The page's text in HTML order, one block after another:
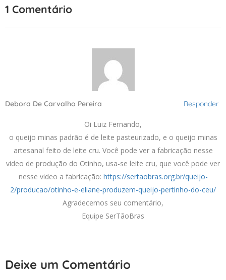
1 Comentário
Debora De Carvalho Pereira Responder
Oi Luiz Fernando,
o queijo minas padrão é de leite pasteurizado, e o queijo minas
artesanal feito de leite cru. Você pode ver a fabricação nesse
video de produção do Otinho, usa-se leite cru, que você pode ver
nesse video a fabricação: https://sertaobras.org.br/queijo-
2/producao/otinho-e-eliane-produzem-queijo-pertinho-do-ceu/
Agradecemos seu comentário,
Equipe SerTãoBras
Deixe um Comentário